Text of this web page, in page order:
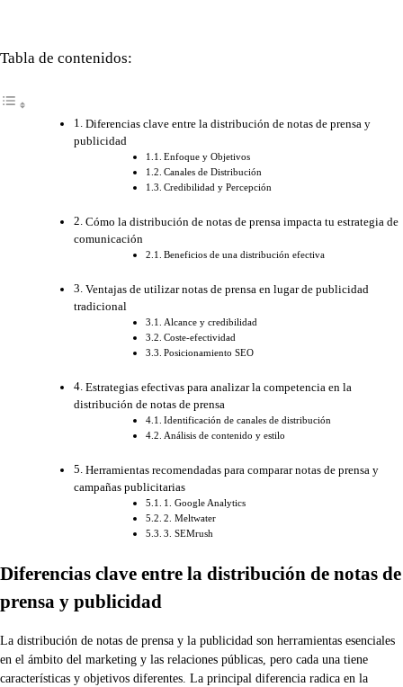
Tabla de contenidos:
Diferencias clave entre la distribución de notas de prensa y
publicidad
Enfoque y Objetivos
Canales de Distribución
Credibilidad y Percepción
Cómo la distribución de notas de prensa impacta tu estrategia de
comunicación
Beneficios de una distribución efectiva
Ventajas de utilizar notas de prensa en lugar de publicidad
tradicional
Alcance y credibilidad
Coste-efectividad
Posicionamiento SEO
Estrategias efectivas para analizar la competencia en la
distribución de notas de prensa
Identificación de canales de distribución
Análisis de contenido y estilo
Herramientas recomendadas para comparar notas de prensa y
campañas publicitarias
1. Google Analytics
2. Meltwater
3. SEMrush
Diferencias clave entre la distribución de notas de
prensa y publicidad
La distribución de notas de prensa y la publicidad son herramientas esenciales
en el ámbito del marketing y las relaciones públicas, pero cada una tiene
características y objetivos diferentes. La principal diferencia radica en la